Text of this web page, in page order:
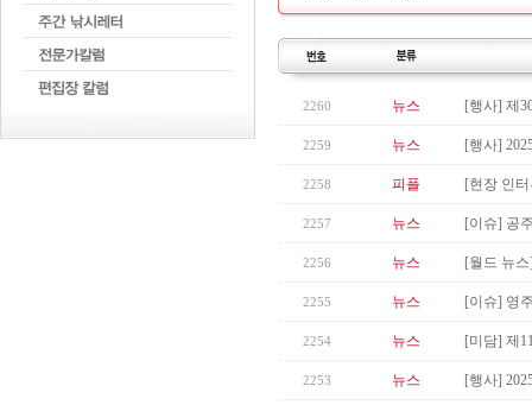
2260 뉴스 [행사] 제
2259 뉴스 [행사]
2258 피플 [현장 인
2257 뉴스 [이슈] 공
2256 뉴스 [월드 뉴
2255 뉴스 [이슈] 영
2254 뉴스 [미담] 제
2253 뉴스 [행사]